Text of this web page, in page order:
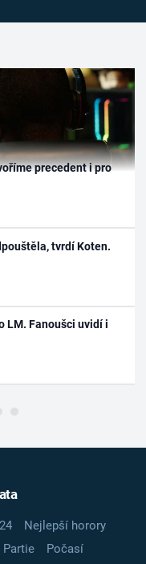
precedent i pro
tvrdí Koten.
LM. Fanoušci uvidí i
Nejlepší horory
Partie
Počasí